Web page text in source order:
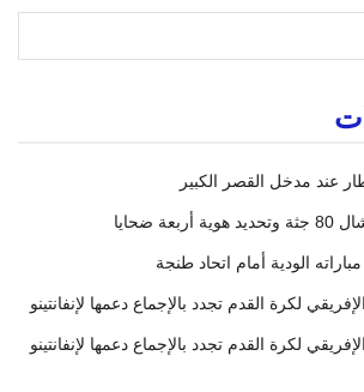
عند مدخل القصر الكبير
ضحايا
الودية أمام اتحاد طنجة
الإفريقي لكرة القدم تجدد بالإجماع دعمها لإنفانتينو
الإفريقي لكرة القدم تجدد بالإجماع دعمها لإنفانتينو